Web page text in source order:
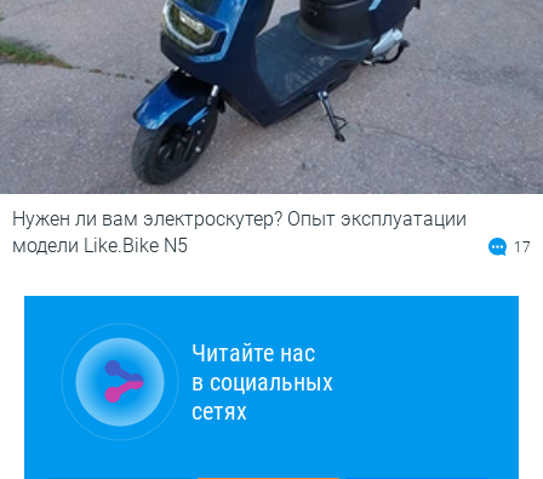
Нужен ли вам электроскутер? Опыт эксплуатации
модели Like.Bike N5
17
Читайте нас
в социальных
сетях